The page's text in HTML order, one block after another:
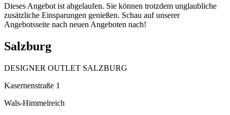
Dieses Angebot ist abgelaufen. Sie können trotzdem unglaubliche
zusätzliche Einsparungen genießen. Schau auf unserer
Angebotsseite nach neuen Angeboten nach!
Salzburg
DESIGNER OUTLET SALZBURG
Kasernenstraße 1
Wals-Himmelreich